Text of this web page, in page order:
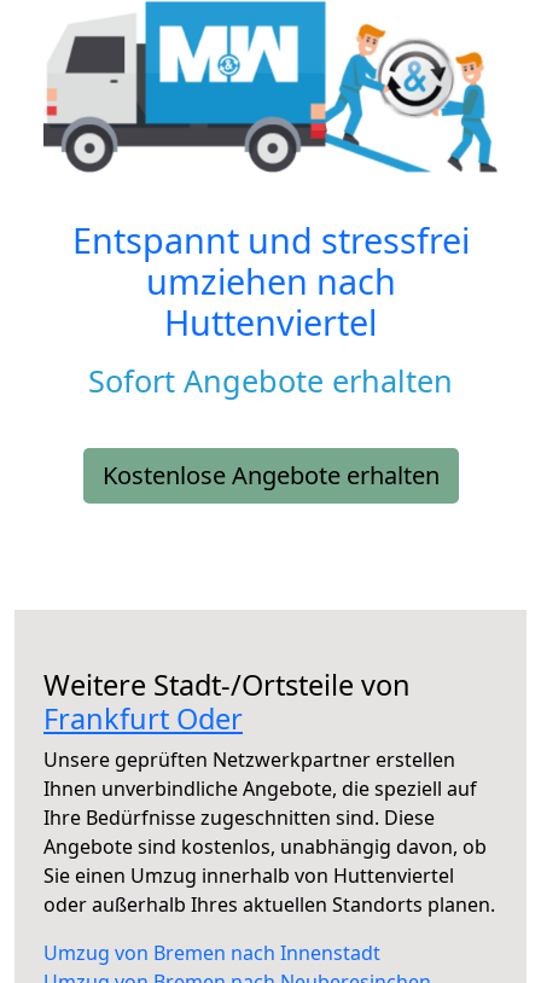
Entspannt und stressfrei
umziehen nach
Huttenviertel
Sofort Angebote erhalten
Kostenlose Angebote erhalten
Weitere Stadt-/Ortsteile von
Frankfurt Oder
Unsere geprüften Netzwerkpartner erstellen
Ihnen unverbindliche Angebote, die speziell auf
Ihre Bedürfnisse zugeschnitten sind. Diese
Angebote sind kostenlos, unabhängig davon, ob
Sie einen Umzug innerhalb von Huttenviertel
oder außerhalb Ihres aktuellen Standorts planen.
Umzug von Bremen nach Innenstadt